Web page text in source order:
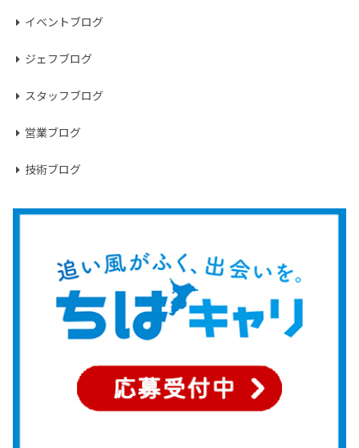
イベントブログ
ジェフブログ
スタッフブログ
営業ブログ
技術ブログ